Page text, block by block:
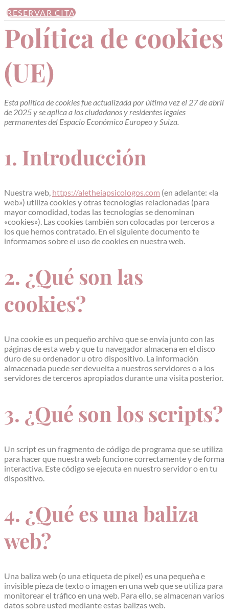
RESERVAR CITA
Política de cookies
(UE)
Esta política de cookies fue actualizada por última vez el 27 de abril
de 2025 y se aplica a los ciudadanos y residentes legales
permanentes del Espacio Económico Europeo y Suiza.
1. Introducción
Nuestra web, https://aletheiapsicologos.com (en adelante: «la
web») utiliza cookies y otras tecnologías relacionadas (para
mayor comodidad, todas las tecnologías se denominan
«cookies»). Las cookies también son colocadas por terceros a
los que hemos contratado. En el siguiente documento te
informamos sobre el uso de cookies en nuestra web.
2. ¿Qué son las
cookies?
Una cookie es un pequeño archivo que se envía junto con las
páginas de esta web y que tu navegador almacena en el disco
duro de su ordenador u otro dispositivo. La información
almacenada puede ser devuelta a nuestros servidores o a los
servidores de terceros apropiados durante una visita posterior.
3. ¿Qué son los scripts?
Un script es un fragmento de código de programa que se utiliza
para hacer que nuestra web funcione correctamente y de forma
interactiva. Este código se ejecuta en nuestro servidor o en tu
dispositivo.
4. ¿Qué es una baliza
web?
Una baliza web (o una etiqueta de píxel) es una pequeña e
invisible pieza de texto o imagen en una web que se utiliza para
monitorear el tráfico en una web. Para ello, se almacenan varios
datos sobre usted mediante estas balizas web.